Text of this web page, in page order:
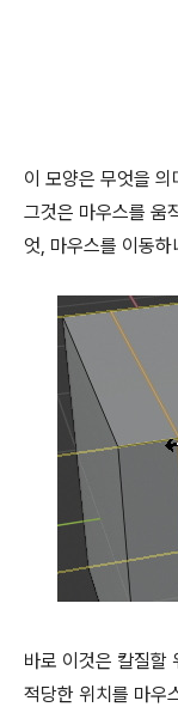
이 모양은 무엇을
그것은 마우스를 움
엇, 마우스를 이동
바로 이것은 칼질할
적당한 위치를 마우